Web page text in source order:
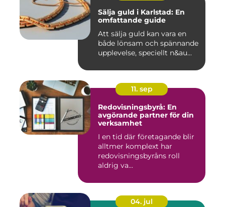
Sälja guld i Karlstad: En
omfattande guide
Att sälja guld kan vara en
både lönsam och spännande
upplevelse, speciellt n&au...
11. sep
Redovisningsbyrå: En
avgörande partner för din
verksamhet
I en tid där företagande blir
alltmer komplext har
redovisningsbyråns roll
aldrig va...
04. jul